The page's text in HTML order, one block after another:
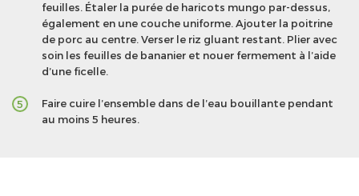
feuilles. Étaler la purée de haricots mungo par-dessus,
également en une couche uniforme. Ajouter la poitrine
de porc au centre. Verser le riz gluant restant. Plier avec
soin les feuilles de bananier et nouer fermement à l’aide
d’une ficelle.
5
Faire cuire l’ensemble dans de l’eau bouillante pendant
au moins 5 heures.